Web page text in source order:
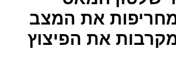
את המצב
את הפיצוץ